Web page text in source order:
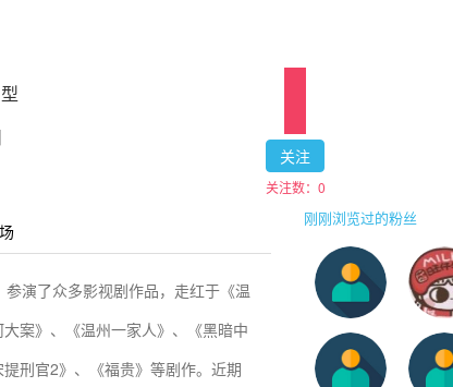
型
关注
关注数： 0
演了众多影视剧作品，走红于《温
案》、《温州一家人》、《黑暗中
刑官2》、《福贵》等剧作。近期
刚刚浏览过的粉丝